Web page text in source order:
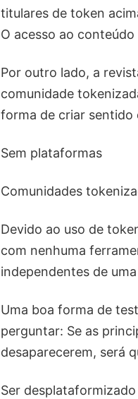
titulares de token
O acesso ao
Por outro lado, a
comunidade
forma de criar sentido
Sem plataformas
Comunidades
Devido ao uso de
com nenhuma
independentes de
Uma boa forma de
perguntar: Se as
desaparecerem, será
Ser